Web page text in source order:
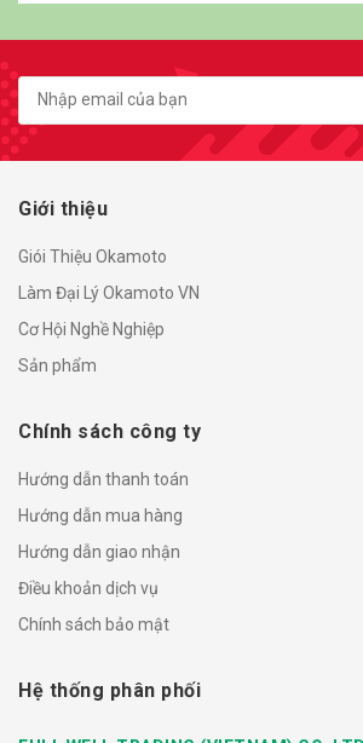
Giới thiệu
Giói Thiệu Okamoto
Làm Đại Lý Okamoto VN
Cơ Hội Nghề Nghiệp
Sản phẩm
Chính sách công ty
Hướng dẫn thanh toán
Hướng dẫn mua hàng
Hướng dẫn giao nhận
Điều khoản dịch vụ
Chính sách bảo mật
Hệ thống phân phối